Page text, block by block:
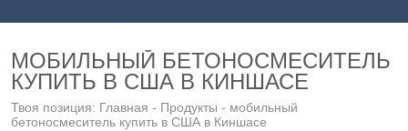
МОБИЛЬНЫЙ БЕТОНОСМЕСИТЕЛЬ
КУПИТЬ В США В КИНШАСЕ
Твоя позиция: Главная - Продукты - мобильный
бетоносмеситель купить в США в Киншасе